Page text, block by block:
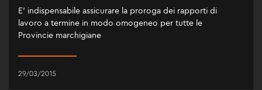
E’ indispensabile assicurare la proroga dei rapporti di
lavoro a termine in modo omogeneo per tutte le
Provincie marchigiane
29/03/2015